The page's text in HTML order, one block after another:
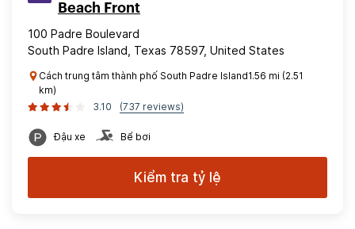
Beach Front
100 Padre Boulevard
South Padre Island, Texas 78597, United States
Cách trung tâm thành phố South Padre Island1.56 mi (2.51
km)
3.10
(737 reviews)
Đậu xe Bể bơi
Kiểm tra tỷ lệ